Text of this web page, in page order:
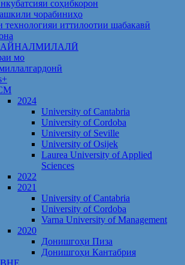
соҳибкорон
чорабиниҳо
иттилоотии шабакавӣ
мо
2024
University of Cantabria
University of Cordoba
University of Seville
University of Osijek
Laurea University of Applied
Sciences
2022
2021
University of Cantabria
University of Cordoba
Varna University of Management
2020
Донишгоҳи Пиза
Донишгоҳи Кантабрия